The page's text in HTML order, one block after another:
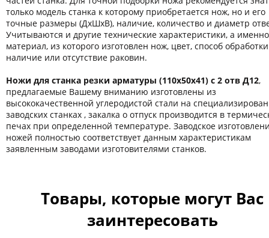
только модель станка к которому приобретается нож, но и его
точные размеры (ДхШхВ), наличие, количество и диаметр
Учитываются и другие технические характеристики, а
материал, из которого изготовлен нож, цвет, способ обработки
наличие или отсутствие раковин.
Ножи для станка резки арматуры (110х50х41) с 2 отв Д12,
предлагаемые Вашему вниманию изготовлены из
высококачественной углеродистой стали на
заводских станках , закалка о отпуск производится в
печах при определенной температуре. Заводское
ножей полностью соответствует данным характеристикам
заявленным заводами изготовителями станков.
Товары, которые могут Вас
заинтересовать